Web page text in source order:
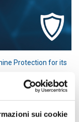
sui cookie
Protection for its
rough machining
by Artis dynamic